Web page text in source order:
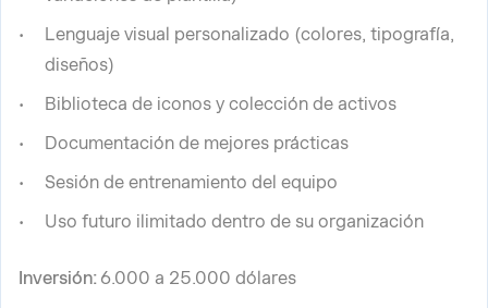
Lenguaje visual personalizado (colores, tipografía,
diseños)
Biblioteca de iconos y colección de activos
Documentación de mejores prácticas
Sesión de entrenamiento del equipo
Uso futuro ilimitado dentro de su organización
Inversión: 6.000 a 25.000 dólares